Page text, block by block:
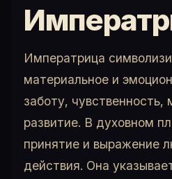
Императрица
материальное и
заботу, чувственность,
развитие. В духовном
принятие и выражение
действия. Она